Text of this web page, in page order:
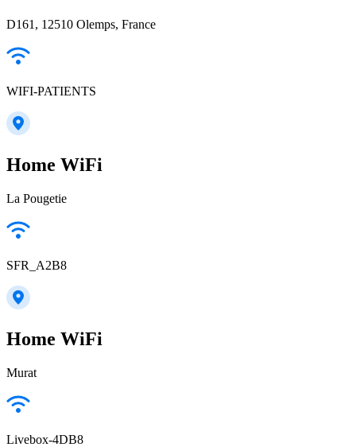
D161, 12510 Olemps, France
WIFI-PATIENTS
Home WiFi
La Pougetie
SFR_A2B8
Home WiFi
Murat
Livebox-4DB8